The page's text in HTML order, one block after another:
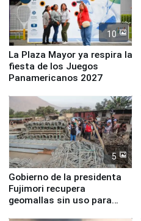
10
La Plaza Mayor ya respira la
fiesta de los Juegos
Panamericanos 2027
5
Gobierno de la presidenta
Fujimori recupera
geomallas sin uso para